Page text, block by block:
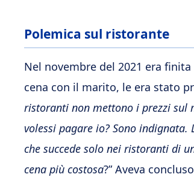
Polemica sul ristorante
Nel novembre del 2021 era
cena con il marito, le era stato
ristoranti non mettono i prezzi sul
volessi pagare io? Sono
che succede solo nei ristoranti di
cena più costosa?” Aveva